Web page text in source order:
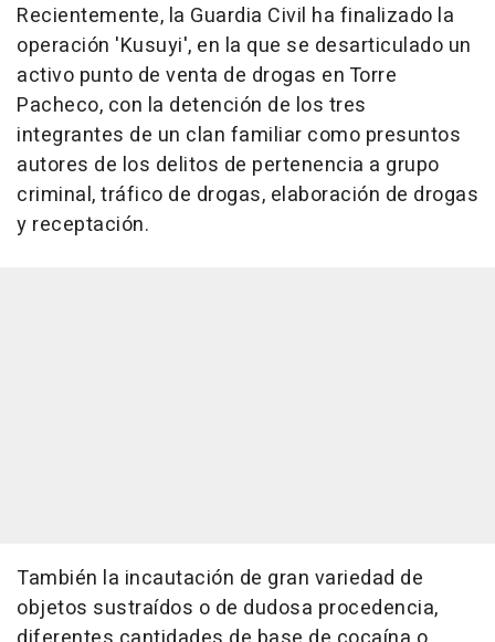
Recientemente, la Guardia Civil ha finalizado la
operación 'Kusuyi', en la que se desarticulado un
activo punto de venta de drogas en Torre
Pacheco, con la detención de los tres
integrantes de un clan familiar como presuntos
autores de los delitos de pertenencia a grupo
criminal, tráfico de drogas, elaboración de drogas
y receptación.
También la incautación de gran variedad de
objetos sustraídos o de dudosa procedencia,